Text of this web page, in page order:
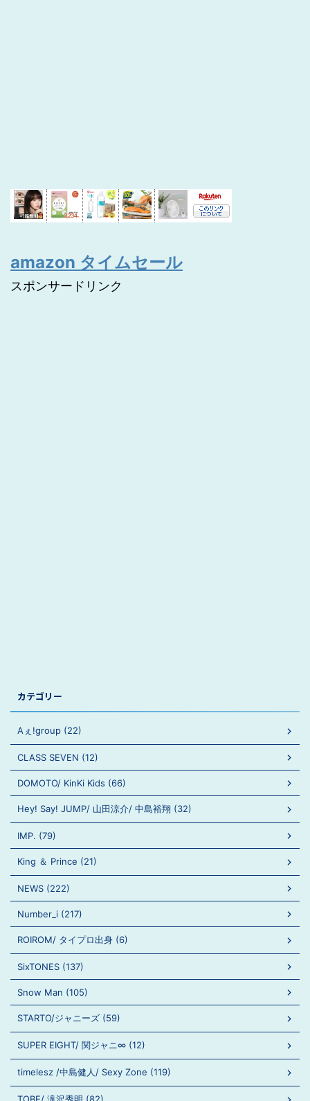
amazon タイムセール
スポンサードリンク
カテゴリー
Aぇ!group (22)
CLASS SEVEN (12)
DOMOTO/ KinKi Kids (66)
Hey! Say! JUMP/ 山田涼介/ 中島裕翔 (32)
IMP. (79)
King ＆ Prince (21)
NEWS (222)
Number_i (217)
ROIROM/ タイプロ出身 (6)
SixTONES (137)
Snow Man (105)
STARTO/ジャニーズ (59)
SUPER EIGHT/ 関ジャニ∞ (12)
timelesz /中島健人/ Sexy Zone (119)